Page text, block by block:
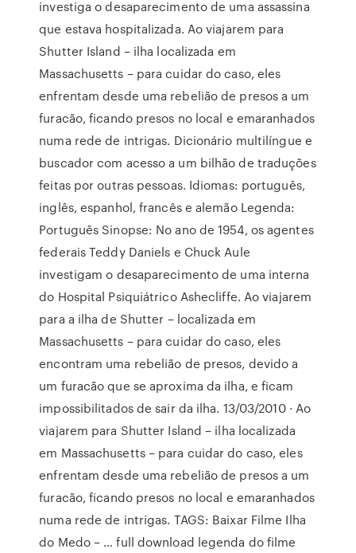
investiga o desaparecimento de uma assassina
que estava hospitalizada. Ao viajarem para
Shutter Island – ilha localizada em
Massachusetts – para cuidar do caso, eles
enfrentam desde uma rebelião de presos a um
furacão, ficando presos no local e emaranhados
numa rede de intrigas. Dicionário multilíngue e
buscador com acesso a um bilhão de traduções
feitas por outras pessoas. Idiomas: português,
inglês, espanhol, francês e alemão Legenda:
Português Sinopse: No ano de 1954, os agentes
federais Teddy Daniels e Chuck Aule
investigam o desaparecimento de uma interna
do Hospital Psiquiátrico Ashecliffe. Ao viajarem
para a ilha de Shutter – localizada em
Massachusetts – para cuidar do caso, eles
encontram uma rebelião de presos, devido a
um furacão que se aproxima da ilha, e ficam
impossibilitados de sair da ilha. 13/03/2010 · Ao
viajarem para Shutter Island – ilha localizada
em Massachusetts – para cuidar do caso, eles
enfrentam desde uma rebelião de presos a um
furacão, ficando presos no local e emaranhados
numa rede de intrigas. TAGS: Baixar Filme Ilha
do Medo – … full download legenda do filme